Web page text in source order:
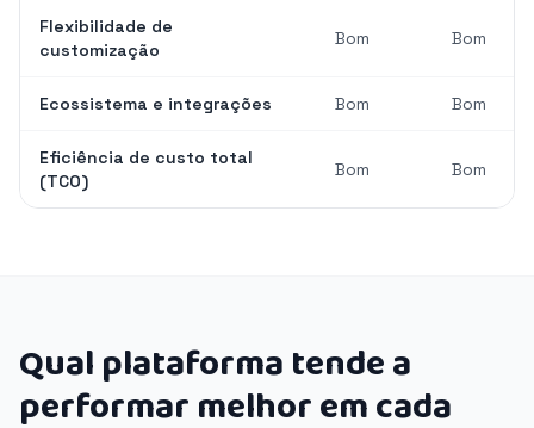
Flexibilidade de
customização
Bom Bom
Ecossistema e integrações Bom Bom
Eficiência de custo total
(TCO)
Bom Bom
Qual plataforma tende a
performar melhor em cada